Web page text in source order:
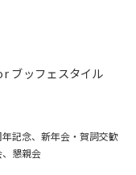
ブッフェスタイル
記念、新年会・賀詞交歓
懇親会